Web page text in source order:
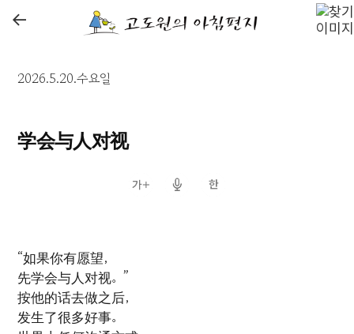
←
2026.5.20.수요일
学会与人对视
“如果你有愿望，
先学会与人对视。”
按他的话去做之后，
发生了很多好事。